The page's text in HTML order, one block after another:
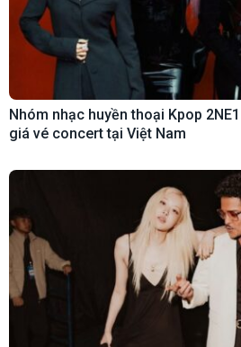
Nhóm nhạc huyền thoại Kpop
giá vé concert tại Việt Nam